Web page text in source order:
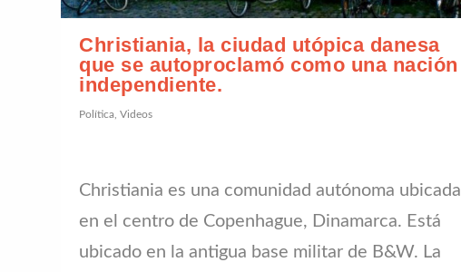
Christiania, la ciudad utópica danesa
que se autoproclamó como una nación
independiente.
Política ,Videos
Christiania es una comunidad autónoma ubicada
en el centro de Copenhague, Dinamarca. Está
ubicado en la antigua base militar de B&W. La